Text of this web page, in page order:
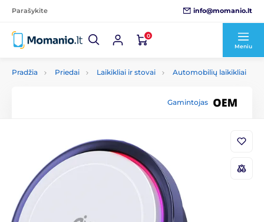
Parašykite info@momanio.lt
0
Meniu
Pradžia Priedai Laikikliai ir stovai Automobilių laikikliai
Gamintojas